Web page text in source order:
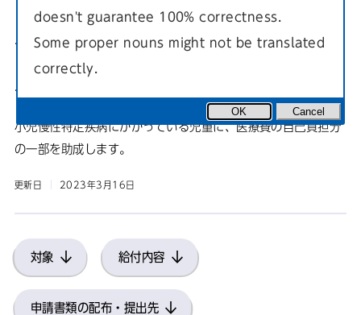
子どもの慢性的な病気の医療費
助成
小児慢性特定疾病にかかっている児童に、医療費の自己負担分
の一部を助成します。
更新日 2023年3月16日
対象 給付内容
申請書類の配布・提出先
doesn't guarantee 100% correctness.
Some proper nouns might not be translated
correctly.
OK Cancel